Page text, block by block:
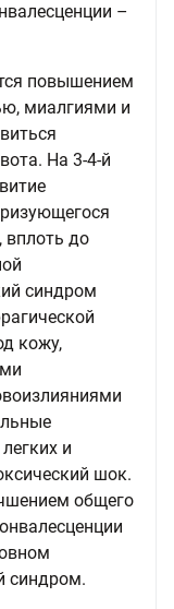
–
повышением
миалгиями и
На 3-4-й
вплоть до
синдром
кожу,
и
шок.
общего
синдром.